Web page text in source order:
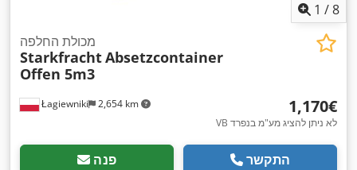
1 /8
Łagiewniki 2,654 km
מכולת החלפה
StarkfrachtAbsetzcontainer
Offen 5m3
‏1,170 ‏€
VB לא ניתן להציג מע"מ בנפרד
פנה התקשר